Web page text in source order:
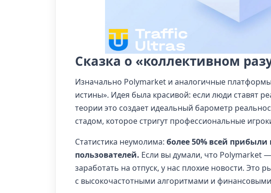
Сказка о «коллективном
Изначально Polymarket и аналогичные
истины». Идея была красивой: если люди ставят
теории это создает идеальный барометр
стадом, которое стригут профессиональные
Статистика неумолима: более 50% всей
пользователей. Если вы думали, что Polymarket
заработать на отпуск, у нас плохие новости. Это
с высокочастотными алгоритмами и